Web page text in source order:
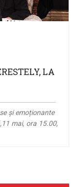
LA
și emoționante
mai, ora 15.00,